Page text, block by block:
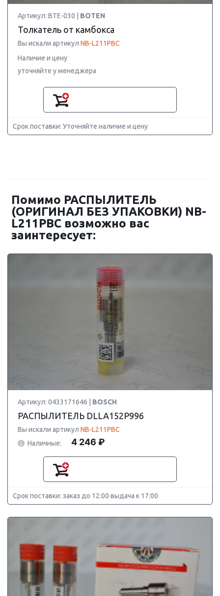
Артикул: BTE-030 | BOTEN
Толкатель от камбокса
Вы искали артикул NB-L211PBC
Наличие и цену
уточняйте у менеджера
Срок поставки: Уточняйте наличие и цену
Помимо РАСПЫЛИТЕЛЬ
(ОРИГИНАЛ БЕЗ УПАКОВКИ) NB-
L211PBC возможно вас
заинтересует:
Артикул: 0433171646 | BOSCH
РАСПЫЛИТЕЛЬ DLLA152P996
Вы искали артикул NB-L211PBC
Наличные:
4 246 ₽
Срок поставки: заказ до 12:00 выдача к 17:00